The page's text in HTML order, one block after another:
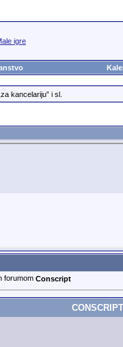
igre
kancelariju” i sl.
Conscript